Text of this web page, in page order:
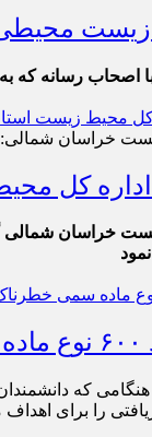
اصحاب رسانه که
خراسان شمالی:
خراسان شمالی
را برای